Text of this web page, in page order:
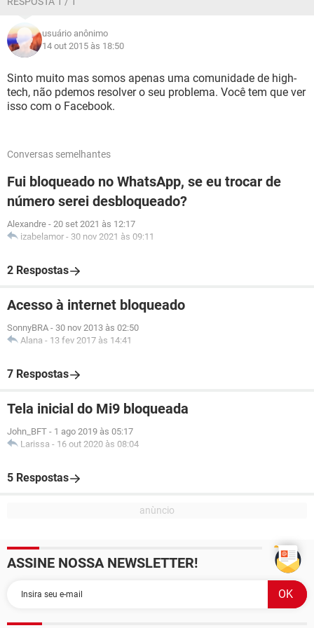
usuário anônimo
14 out 2015 às 18:50
Sinto muito mas somos apenas uma comunidade de high-
tech, não pdemos resolver o seu problema. Você tem que ver
isso com o Facebook.
Conversas semelhantes
Fui bloqueado no WhatsApp, se eu trocar de
número serei desbloqueado?
Alexandre - 20 set 2021 às 12:17
izabelamor - 30 nov 2021 às 09:11
2 Respostas
Acesso à internet bloqueado
SonnyBRA - 30 nov 2013 às 02:50
Alana - 13 fev 2017 às 14:41
7 Respostas
Tela inicial do Mi9 bloqueada
John_BFT - 1 ago 2019 às 05:17
Larissa - 16 out 2020 às 08:04
5 Respostas
ASSINE NOSSA NEWSLETTER!